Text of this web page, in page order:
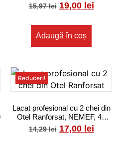
15,97lei 19,00 lei
Adaugă în coș
Reduceri!
Lacat profesional cu 2 chei din
Otel Ranforsat, NEMEF, 40
mm
14,29lei 17,00 lei